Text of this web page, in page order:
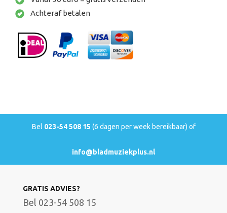
Achteraf betalen
Bel 023-54 508 15 (6 dagen per week bereikbaar) of
info@bladmuziekplus.nl
GRATIS ADVIES?
Bel 023-54 508 15